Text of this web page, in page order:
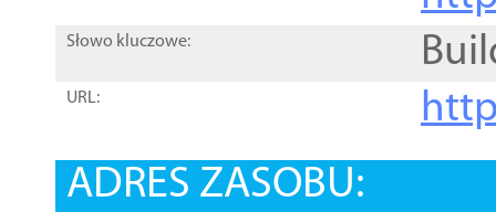
Słowo kluczowe:
URL:
ADRES ZASOBU: